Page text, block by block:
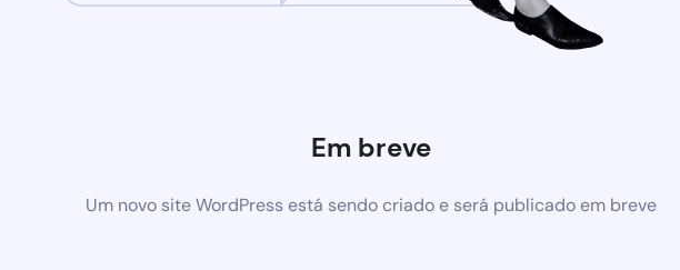
Em breve
Um novo site WordPress está sendo criado e será publicado em breve